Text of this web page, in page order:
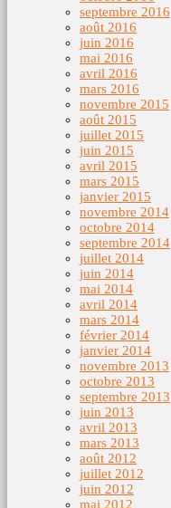
septembre 2016
août 2016
juin 2016
mai 2016
avril 2016
mars 2016
novembre 2015
août 2015
juillet 2015
juin 2015
avril 2015
mars 2015
janvier 2015
novembre 2014
octobre 2014
septembre 2014
juillet 2014
juin 2014
mai 2014
avril 2014
mars 2014
février 2014
janvier 2014
novembre 2013
octobre 2013
septembre 2013
juin 2013
avril 2013
mars 2013
août 2012
juillet 2012
juin 2012
mai 2012